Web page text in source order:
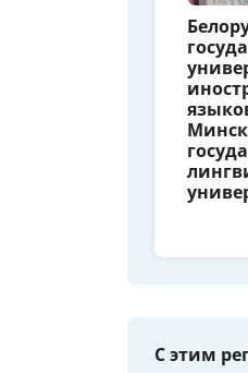
С этим